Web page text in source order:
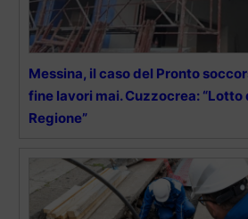
Messina, il caso del Pronto
fine lavori mai. Cuzzocrea: “Lotto
Regione”